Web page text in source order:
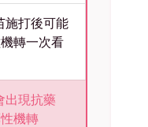
施打後可能
轉一次看
出現抗藥
機轉